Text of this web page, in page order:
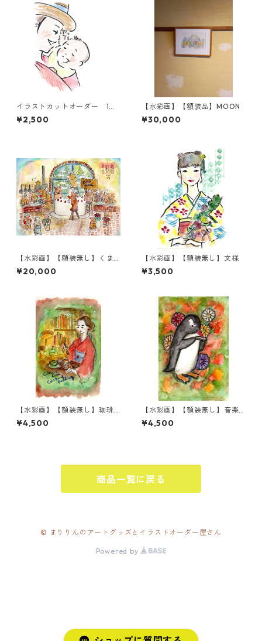
イラストカットオーダー 1カ
ット
¥2,500
【水彩画】【額装品】MOON
¥30,000
【水彩画】【額装無し】くま
たちのHappy holiday
¥20,000
【水彩画】【額装無し】文様
¥3,500
【水彩画】【額装無し】珈琲
とプリン
¥4,500
【水彩画】【額装無し】音楽
ペンギン ハーモニカ
¥4,500
商品一覧に戻る
© まりりんのアートグッズとイラストオーダー屋さん
Powered by